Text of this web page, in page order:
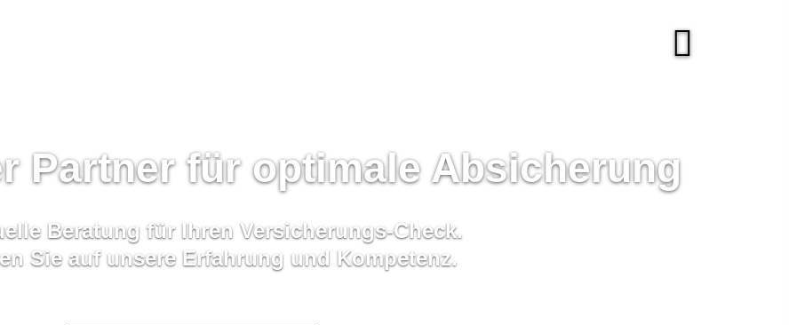
Partner für optimale Absicherung
Beratung für Ihren Ver­si­che­rungs-Check.
Sie auf unsere Erfahrung und Kompetenz.